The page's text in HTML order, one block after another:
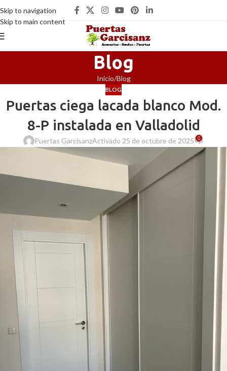
Skip to navigation
Skip to main content
Blog
Inicio Blog
BLOG
Puertas ciega lacada blanco Mod.
8-P instalada en Valladolid
Puertas GarcisanzActivado 25 de octubre de 2025 0